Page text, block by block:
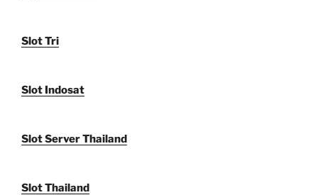
Slot Tri
Slot Indosat
Slot Server Thailand
Slot Thailand